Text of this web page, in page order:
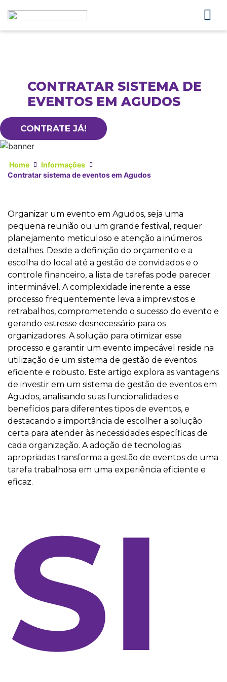
CONTRATAR SISTEMA DE
EVENTOS EM AGUDOS
CONTRATE JÁ!
Home
Informações
Contratar sistema de eventos em Agudos
Organizar um evento em Agudos, seja uma
pequena reunião ou um grande festival, requer
planejamento meticuloso e atenção a inúmeros
detalhes. Desde a definição do orçamento e a
escolha do local até a gestão de convidados e o
controle financeiro, a lista de tarefas pode parecer
interminável. A complexidade inerente a esse
processo frequentemente leva a imprevistos e
retrabalhos, comprometendo o sucesso do evento e
gerando estresse desnecessário para os
organizadores. A solução para otimizar esse
processo e garantir um evento impecável reside na
utilização de um sistema de gestão de eventos
eficiente e robusto. Este artigo explora as vantagens
de investir em um sistema de gestão de eventos em
Agudos, analisando suas funcionalidades e
benefícios para diferentes tipos de eventos, e
destacando a importância de escolher a solução
certa para atender às necessidades específicas de
cada organização. A adoção de tecnologias
apropriadas transforma a gestão de eventos de uma
tarefa trabalhosa em uma experiência eficiente e
eficaz.
SI